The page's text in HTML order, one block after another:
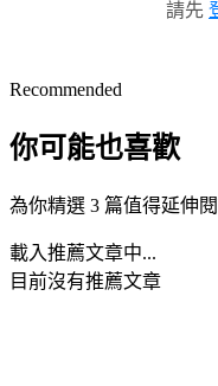
請先
Recommended
你可能也喜歡
為你精選 3 篇值得延伸
載入推薦文章中...
目前沒有推薦文章